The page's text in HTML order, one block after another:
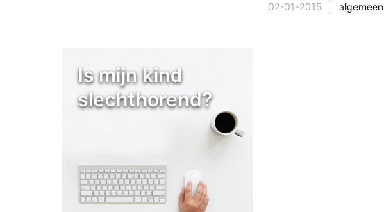
02-01-2015 algemeen
Is mijn kind
slechthorend?